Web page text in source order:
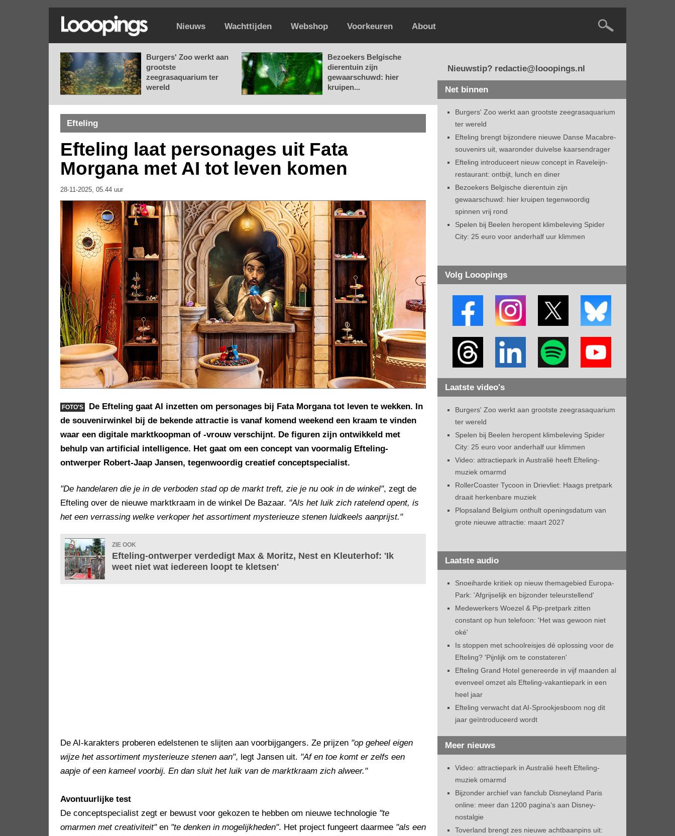
Nieuws Wachttijden Webshop Voorkeuren About
Burgers' Zoo werkt aan
grootste
zeegrasaquarium ter
wereld
Bezoekers Belgische
dierentuin zijn
gewaarschuwd: hier
kruipen...
Efteling
Efteling laat personages uit Fata
Morgana met AI tot leven komen
28-11-2025, 05.44 uur
FOTO'S
De Efteling gaat AI inzetten om personages bij Fata Morgana tot leven te wekken. In
de souvenirwinkel bij de bekende attractie is vanaf komend weekend een kraam te vinden
waar een digitale marktkoopman of -vrouw verschijnt. De figuren zijn ontwikkeld met
behulp van artificial intelligence. Het gaat om een concept van voormalig Efteling-
ontwerper Robert-Jaap Jansen, tegenwoordig creatief conceptspecialist.
"De handelaren die je in de verboden stad op de markt treft, zie je nu ook in de winkel", zegt de
Efteling over de nieuwe marktkraam in de winkel De Bazaar. "Als het luik zich ratelend opent, is
het een verrassing welke verkoper het assortiment mysterieuze stenen luidkeels aanprijst."
ZIE OOK
Efteling-ontwerper verdedigt Max & Moritz, Nest en Kleuterhof: 'Ik
weet niet wat iedereen loopt te kletsen'
De AI-karakters proberen edelstenen te slijten aan voorbijgangers. Ze prijzen "op geheel eigen
wijze het assortiment mysterieuze stenen aan", legt Jansen uit. "Af en toe komt er zelfs een
aapje of een kameel voorbij. En dan sluit het luik van de marktkraam zich alweer."
Avontuurlijke test
De conceptspecialist zegt er bewust voor gekozen te hebben om nieuwe technologie "te
omarmen met creativiteit"en "te denken in mogelijkheden". Het project fungeert daarmee "als een
Nieuwstip? redactie@looopings.nl
Net binnen
Burgers' Zoo werkt aan grootste zeegrasaquarium
ter wereld
Efteling brengt bijzondere nieuwe Danse Macabre-
souvenirs uit, waaronder duivelse kaarsendrager
Efteling introduceert nieuw concept in Raveleijn-
restaurant: ontbijt, lunch en diner
Bezoekers Belgische dierentuin zijn
gewaarschuwd: hier kruipen tegenwoordig
spinnen vrij rond
Spelen bij Beelen heropent klimbeleving Spider
City: 25 euro voor anderhalf uur klimmen
Volg Looopings
Laatste video's
Burgers' Zoo werkt aan grootste zeegrasaquarium
ter wereld
Spelen bij Beelen heropent klimbeleving Spider
City: 25 euro voor anderhalf uur klimmen
Video: attractiepark in Australië heeft Efteling-
muziek omarmd
RollerCoaster Tycoon in Drievliet: Haags pretpark
draait herkenbare muziek
Plopsaland Belgium onthult openingsdatum van
grote nieuwe attractie: maart 2027
Laatste audio
Snoeiharde kritiek op nieuw themagebied Europa-
Park: 'Afgrijselijk en bijzonder teleurstellend'
Medewerkers Woezel & Pip-pretpark zitten
constant op hun telefoon: 'Het was gewoon niet
oké'
Is stoppen met schoolreisjes dé oplossing voor de
Efteling? 'Pijnlijk om te constateren'
Efteling Grand Hotel genereerde in vijf maanden al
evenveel omzet als Efteling-vakantiepark in een
heel jaar
Efteling verwacht dat AI-Sprookjesboom nog dit
jaar geïntroduceerd wordt
Meer nieuws
Video: attractiepark in Australië heeft Efteling-
muziek omarmd
Bijzonder archief van fanclub Disneyland Paris
online: meer dan 1200 pagina's aan Disney-
nostalgie
Toverland brengt zes nieuwe achtbaanpins uit: